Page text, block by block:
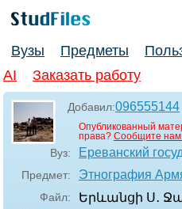
Вузы Предметы
AI
Заказать работу
Добавил:096555144
Опубликованный
права? Сообщите
Вуз: Ереванский
Предмет: Этнография
Файл: Երևանցի Ս․